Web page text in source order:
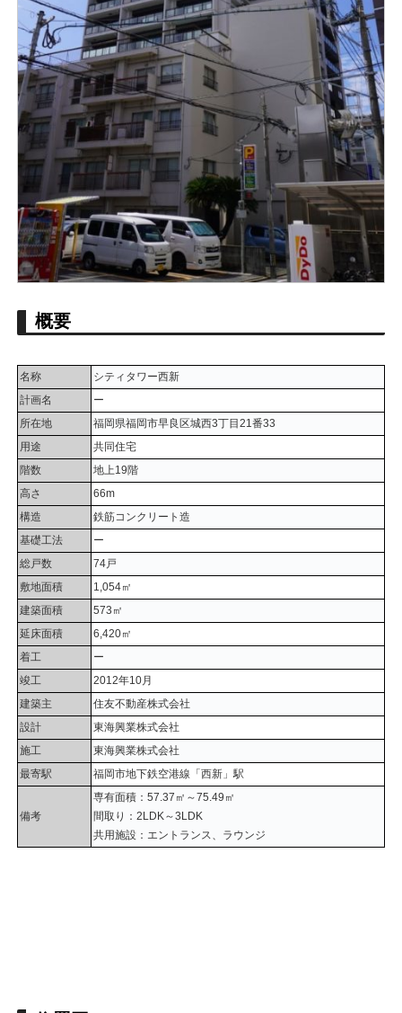
概要
名称
シティタワー西新
計画名
ー
所在地
福岡県福岡市早良区城西3丁目21番33
用途
共同住宅
階数
地上19階
高さ
66m
構造
鉄筋コンクリート造
基礎工法
ー
総戸数
74戸
敷地面積
1,054㎡
建築面積
573㎡
延床面積
6,420㎡
着工
ー
竣工
2012年10月
建築主
住友不動産株式会社
設計
東海興業株式会社
施工
東海興業株式会社
最寄駅
福岡市地下鉄空港線「西新」駅
備考
専有面積：57.37㎡～75.49㎡
間取り：2LDK～3LDK
共用施設：エントランス、ラウンジ